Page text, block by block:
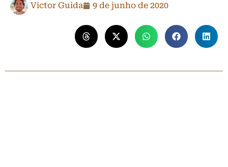
Victor Guida 9 de junho de 2020